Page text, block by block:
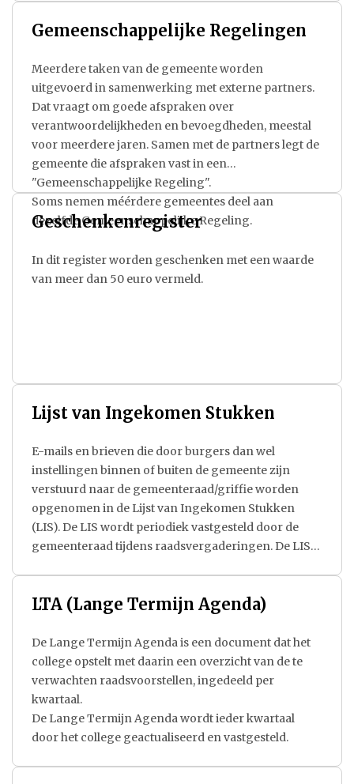
Gemeenschappelijke Regelingen
Meerdere taken van de gemeente worden
uitgevoerd in samenwerking met externe partners.
Dat vraagt om goede afspraken over
verantwoordelijkheden en bevoegdheden, meestal
voor meerdere jaren. Samen met de partners legt de
gemeente die afspraken vast in een
"Gemeenschappelijke Regeling".
Soms nemen méérdere gemeentes deel aan
dezelfde Gemeenschappelijke Regeling.
Geschenkenregister
In dit register worden geschenken met een waarde
van meer dan 50 euro vermeld.
Lijst van Ingekomen Stukken
E-mails en brieven die door burgers dan wel
instellingen binnen of buiten de gemeente zijn
verstuurd naar de gemeenteraad/griffie worden
opgenomen in de Lijst van Ingekomen Stukken
(LIS). De LIS wordt periodiek vastgesteld door de
gemeenteraad tijdens raadsvergaderingen. De LIS
LTA (Lange Termijn Agenda)
De Lange Termijn Agenda is een document dat het
college opstelt met daarin een overzicht van de te
verwachten raadsvoorstellen, ingedeeld per
kwartaal.
De Lange Termijn Agenda wordt ieder kwartaal
door het college geactualiseerd en vastgesteld.